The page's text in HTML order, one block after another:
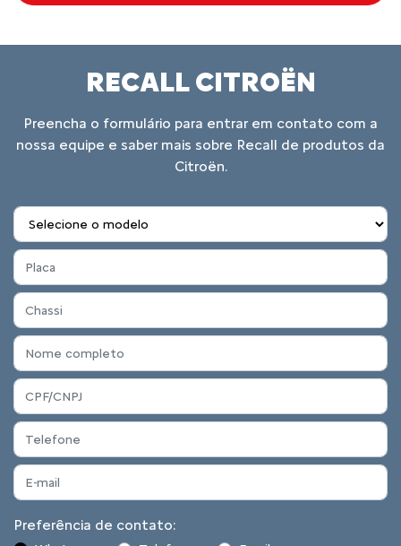
RECALL CITROËN
Preencha o formulário para entrar em contato com a
nossa equipe e saber mais sobre Recall de produtos da
Citroën.
Preferência de contato: